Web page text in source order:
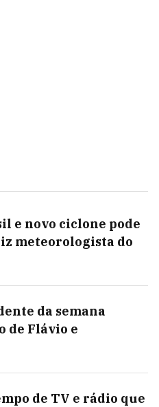
e novo ciclone pode
meteorologista do
da semana
de Flávio e
de TV e rádio que